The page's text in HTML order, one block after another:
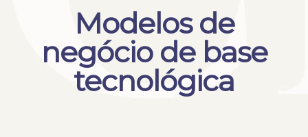
Modelos de
negócio de base
tecnológica